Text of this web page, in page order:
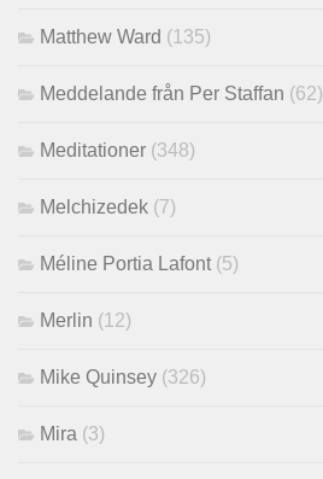
Matthew Ward (135)
Meddelande från Per Staffan (62)
Meditationer (348)
Melchizedek (7)
Méline Portia Lafont(5)
Merlin (12)
Mike Quinsey (326)
Mira (3)